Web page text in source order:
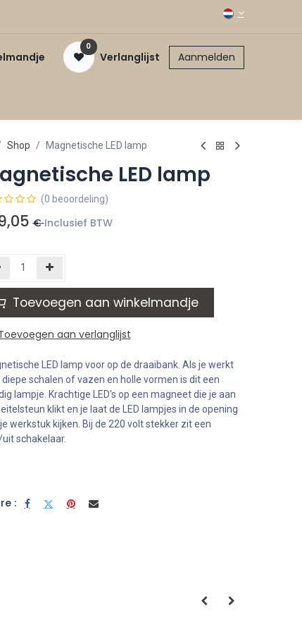
0
Verlanglijst Aanmelden
Shop Magnetische LED lamp
LED lamp
(0 beoordeling)
€ Inclusief BTW
Toevoegen aan winkelmandje
aan verlanglijst
LED lamp voor op de draaibank. Als je werkt
schalen of vazen en holle vormen is dit een
lampje. Krachtige LED's op een magneet die je aan
klikt en je laat de LED lampjes in de opening
werkstuk kijken. Bij de 220 volt stekker zit een
schakelaar.
: